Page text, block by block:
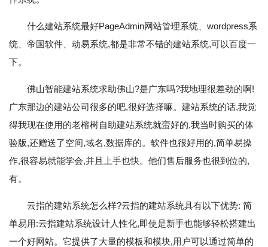
什么建站系统最好PageAdmin网站管理系统、wordpress系
统、帝国软件、动易系统,都是非常不错的建站系统,可以百度一
下。
佛山智能建站系统求助佛山?是广东吗?我地理很差劲的啊!
广东那边的建站公司很多的吧,很好选择嘛。建站系统的话,我觉
得我现在使用的老榕树自助建站系统就蛮好的,我当时购买的体
验版,还赠送了空间,域名,数据库的。软件也很好用的,简单易操
作,很容易就能学会,并且上手也快。他们售后服务也很到位的,
有。
云指的建站系统怎么样?云指的建站系统具有以下优势: 简
单易用:云指建站系统设计人性化,即使是新手也能够轻松搭建出
一个好网站。它提供了大量的模板和模块,用户可以通过简单的